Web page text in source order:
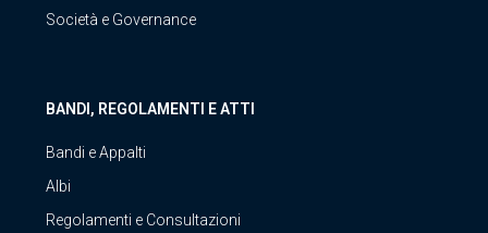
Società e Governance
BANDI, REGOLAMENTI E ATTI
Bandi e Appalti
Albi
Regolamenti e Consultazioni